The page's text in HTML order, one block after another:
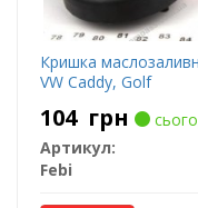
Кришка
VW Caddy, Golf
104 грн
Артикул:
Febi